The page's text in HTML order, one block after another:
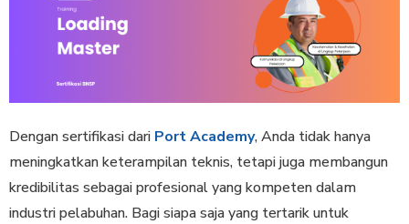
Dengan sertifikasi dari Port Academy, Anda tidak hanya
meningkatkan keterampilan teknis, tetapi juga membangun
kredibilitas sebagai profesional yang kompeten dalam
industri pelabuhan. Bagi siapa saja yang tertarik untuk